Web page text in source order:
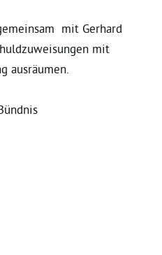
mit Gerhard
mit
ausräumen.